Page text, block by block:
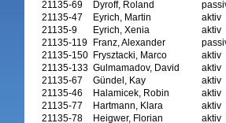
21135-69
Dyroff, Roland
21135-47
Eyrich, Martin
aktiv
21135-9
Eyrich, Xenia
aktiv
21135-119 Franz, Alexander
21135-150 Frysztacki, Marco
aktiv
21135-133 Gulmamadov, David
aktiv
21135-67
Gündel, Kay
aktiv
21135-46
Halamicek, Robin
aktiv
21135-77
Hartmann, Klara
aktiv
21135-78
Heigwer, Florian
aktiv